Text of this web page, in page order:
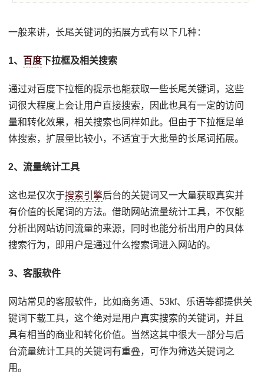
一般来讲，长尾关键词的拓展方式有以下几种：
1、 百度下拉框及相关搜索
通过对百度下拉框的提示也能获取一些长尾关键词，这些
词很大程度上会让用户直接搜索，因此也具有一定的访问
量和转化效果，相关搜索也同样如此。但由于下拉框是单
体搜索，扩展量比较小，不适宜于大批量的长尾词拓展。
2、流量统计工具
这也是仅次于搜索引擎后台的关键词又一大量获取真实并
有价值的长尾词的方法。借助网站流量统计工具，不仅能
分析出网站访问流量的来源，同时也能分析出用户的具体
搜索行为，即用户是通过什么搜索词进入网站的。
3、客服软件
网站常见的客服软件，比如商务通、53kf、乐语等都提供关
键词下载工具，这个绝对是用户真实搜索的关键词，并且
具有相当的商业和转化价值。当然这其中很大一部分与后
台流量统计工具的关键词有重叠，可作为筛选关键词之
用。